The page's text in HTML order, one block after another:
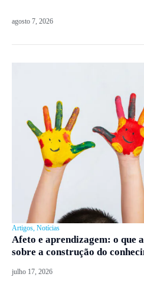
agosto 7, 2026
Artigos, Notícias
Afeto e aprendizagem: o que
sobre a construção do
julho 17, 2026